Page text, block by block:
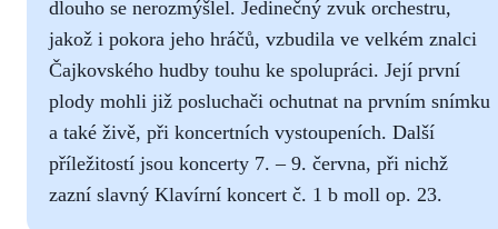
dlouho se nerozmýšlel. Jedinečný zvuk orchestru,
jakož i pokora jeho hráčů, vzbudila ve velkém znalci
Čajkovského hudby touhu ke spolupráci. Její první
plody mohli již posluchači ochutnat na prvním snímku
a také živě, při koncertních vystoupeních. Další
příležitostí jsou koncerty 7. – 9. června, při nichž
zazní slavný Klavírní koncert č. 1 b moll op. 23.